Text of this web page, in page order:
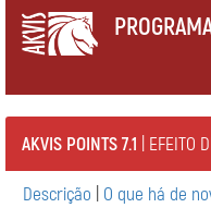
AKVIS POINTS 7.1 | EFEITO
Descrição O que há de